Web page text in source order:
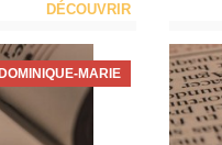
DÉCOUVRIR
MARIE